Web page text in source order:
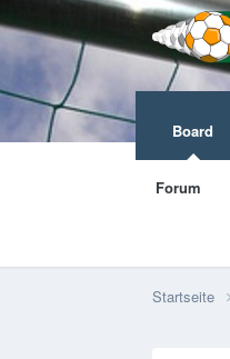
Board
Forum
Startseite